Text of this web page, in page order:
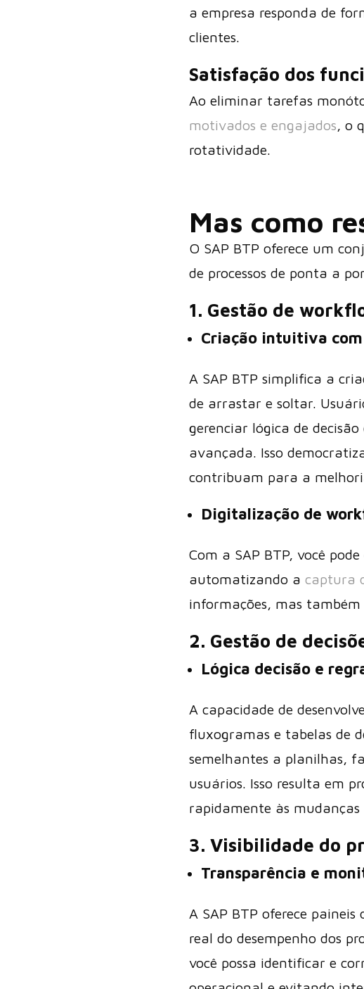
a empresa responda de
clientes.
Satisfação dos
Ao eliminar tarefas
motivados e engajados, o
rotatividade.
Mas como
O SAP BTP oferece um
de processos de ponta a
1. Gestão de
Criação intuitiva
A SAP BTP simplifica a
de arrastar e soltar.
gerenciar lógica de
avançada. Isso
contribuam para a
Digitalização de
Com a SAP BTP, você
automatizando a captura
informações, mas também
2. Gestão de
Lógica decisão e
A capacidade de
fluxogramas e tabelas de
semelhantes a planilhas,
usuários. Isso resulta em
rapidamente às
3. Visibilidade do
Transparência e
A SAP BTP oferece
real do desempenho dos
você possa identificar e